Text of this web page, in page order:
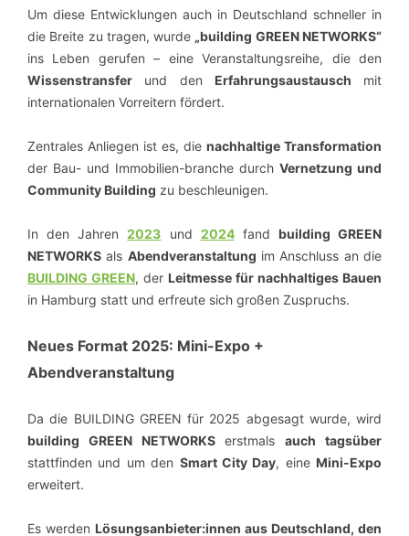
Um diese Entwicklungen auch in Deutschland schneller in
die Breite zu tragen, wurde „building GREEN NETWORKS“
ins Leben gerufen – eine Veranstaltungsreihe, die den
Wissenstransfer und den Erfahrungsaustausch mit
internationalen Vorreitern fördert.
Zentrales Anliegen ist es, die nachhaltige Transformation
der Bau- und Immobilien-branche durch Vernetzung und
Community Building zu beschleunigen.
In den Jahren2023 und 2024fand building GREEN
NETWORKS als Abendveranstaltung im Anschluss an die
BUILDING GREEN, der Leitmesse für nachhaltiges Bauen
in Hamburg statt und erfreute sich großen Zuspruchs.
Neues Format 2025: Mini-Expo +
Abendveranstaltung
Da die BUILDING GREEN für 2025 abgesagt wurde, wird
building GREEN NETWORKSerstmalsauch tagsüber
stattfinden und um den Smart City Day, eine Mini-Expo
erweitert.
Es werden Lösungsanbieter:innen aus Deutschland, den